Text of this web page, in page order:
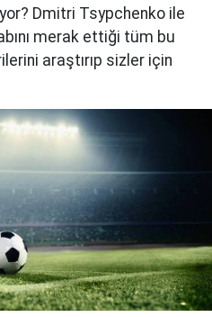
Dmitri Tsypchenko ile
merak ettiği tüm bu
araştırıp sizler için